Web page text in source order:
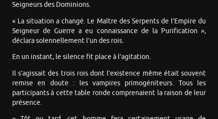
Seigneurs des Dominions.
« La situation a changé. Le Maître des Serpents de l’Empire du
Seigneur de Guerre a eu connaissance de la Purification »,
déclara solennellement l’un des rois.
En un instant, le silence fit place à l’agitation.
Il s’agissait des trois rois dont l’existence même était souvent
remise en doute : les vampires primogéniteurs. Tous les
participants à cette table ronde comprenaient la raison de leur
présence.